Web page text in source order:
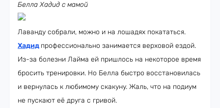
Белла Хадид с мамой
Лаванду собрали, можно и на лошадях покататься.
Хадид профессионально занимается верховой ездой.
Из-за болезни Лайма ей пришлось на некоторое время
бросить тренировки. Но Белла быстро восстановилась
и вернулась к любимому скакуну. Жаль, что на подиум
не пускают её друга с гривой.